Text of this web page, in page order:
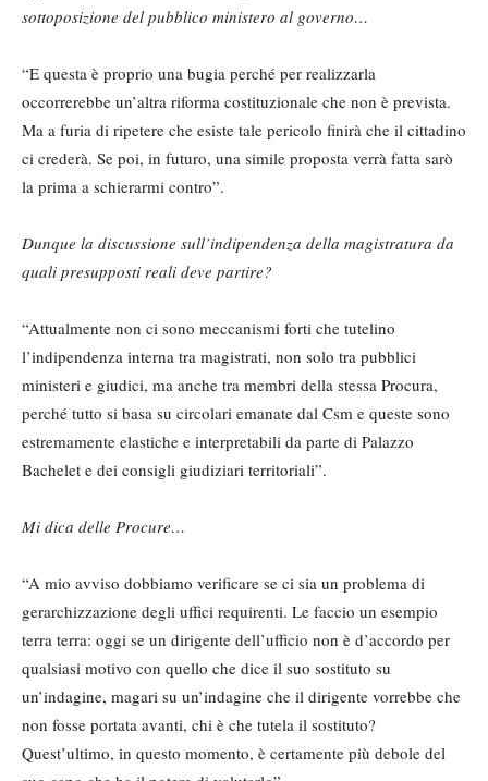
sottoposizione del pubblico ministero al governo…
“E questa è proprio una bugia perché per realizzarla
occorrerebbe un’altra riforma costituzionale che non è prevista.
Ma a furia di ripetere che esiste tale pericolo finirà che il cittadino
ci crederà. Se poi, in futuro, una simile proposta verrà fatta sarò
la prima a schierarmi contro”.
Dunque la discussione sull’indipendenza della magistratura da
quali presupposti reali deve partire?
“Attualmente non ci sono meccanismi forti che tutelino
l’indipendenza interna tra magistrati, non solo tra pubblici
ministeri e giudici, ma anche tra membri della stessa Procura,
perché tutto si basa su circolari emanate dal Csm e queste sono
estremamente elastiche e interpretabili da parte di Palazzo
Bachelet e dei consigli giudiziari territoriali”.
Mi dica delle Procure…
“A mio avviso dobbiamo verificare se ci sia un problema di
gerarchizzazione degli uffici requirenti. Le faccio un esempio
terra terra: oggi se un dirigente dell’ufficio non è d’accordo per
qualsiasi motivo con quello che dice il suo sostituto su
un’indagine, magari su un’indagine che il dirigente vorrebbe che
non fosse portata avanti, chi è che tutela il sostituto?
Quest’ultimo, in questo momento, è certamente più debole del